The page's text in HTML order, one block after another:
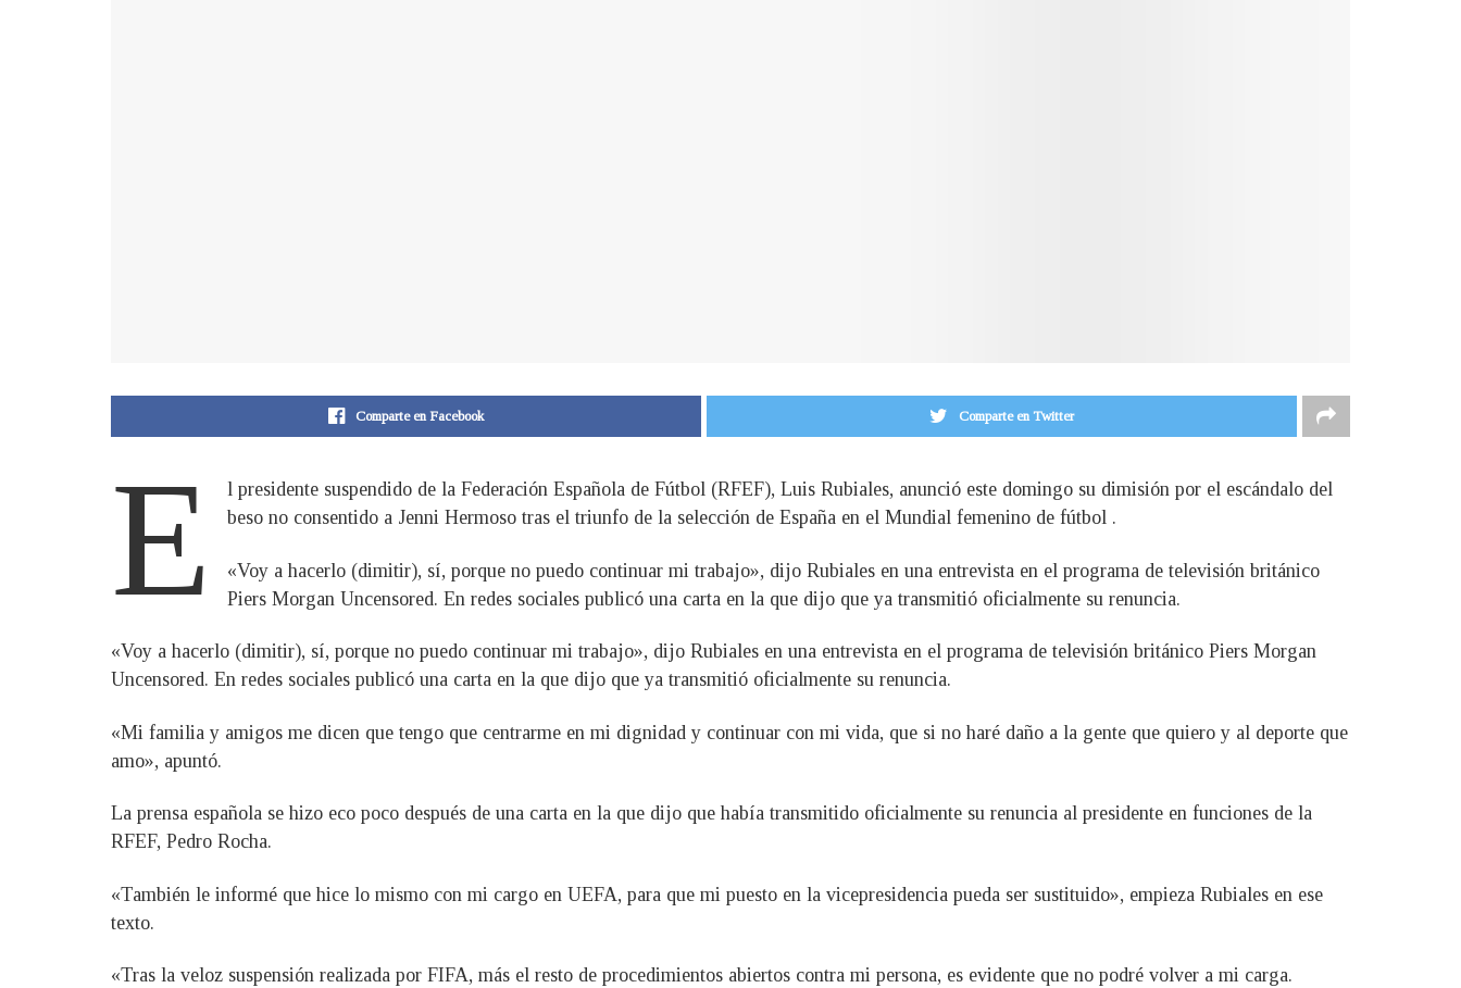
Comparte en Facebook Comparte en Twitter
E
l presidente suspendido de la Federación Española de Fútbol (RFEF), Luis Rubiales, anunció este domingo su dimisión por el escándalo del
beso no consentido a Jenni Hermoso tras el triunfo de la selección de España en el Mundial femenino de fútbol .
«Voy a hacerlo (dimitir), sí, porque no puedo continuar mi trabajo», dijo Rubiales en una entrevista en el programa de televisión británico
Piers Morgan Uncensored. En redes sociales publicó una carta en la que dijo que ya transmitió oficialmente su renuncia.
«Voy a hacerlo (dimitir), sí, porque no puedo continuar mi trabajo», dijo Rubiales en una entrevista en el programa de televisión británico Piers Morgan
Uncensored. En redes sociales publicó una carta en la que dijo que ya transmitió oficialmente su renuncia.
«Mi familia y amigos me dicen que tengo que centrarme en mi dignidad y continuar con mi vida, que si no haré daño a la gente que quiero y al deporte que
amo», apuntó.
La prensa española se hizo eco poco después de una carta en la que dijo que había transmitido oficialmente su renuncia al presidente en funciones de la
RFEF, Pedro Rocha.
«También le informé que hice lo mismo con mi cargo en UEFA, para que mi puesto en la vicepresidencia pueda ser sustituido», empieza Rubiales en ese
texto.
«Tras la veloz suspensión realizada por FIFA, más el resto de procedimientos abiertos contra mi persona, es evidente que no podré volver a mi carga.